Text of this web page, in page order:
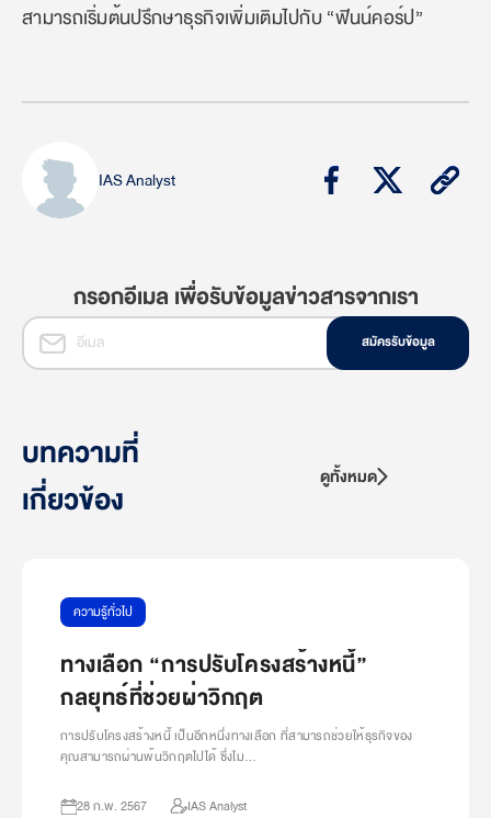
สามารถเริ่มต้นปรึกษาธุรกิจเพิ่มเติมไปกับ “ฟินน์คอร์ป”
IAS Analyst
กรอกอีเมล เพื่อรับข้อมูลข่าวสารจากเรา
สมัครรับข้อมูล
บทความที่
เกี่ยวข้อง
ดูทั้งหมด
ความรู้ทั่วไป
ทางเลือก “การปรับโครงสร้างหนี้”
กลยุทธ์ที่ช่วยผ่าวิกฤต
การปรับโครงสร้างหนี้ เป็นอีกหนึ่งทางเลือก ที่สามารถช่วยให้ธุรกิจของ
คุณสามารถผ่านพ้นวิกฤตไปได้ ซึ่งไม…
28 ก.พ. 2567 IAS Analyst